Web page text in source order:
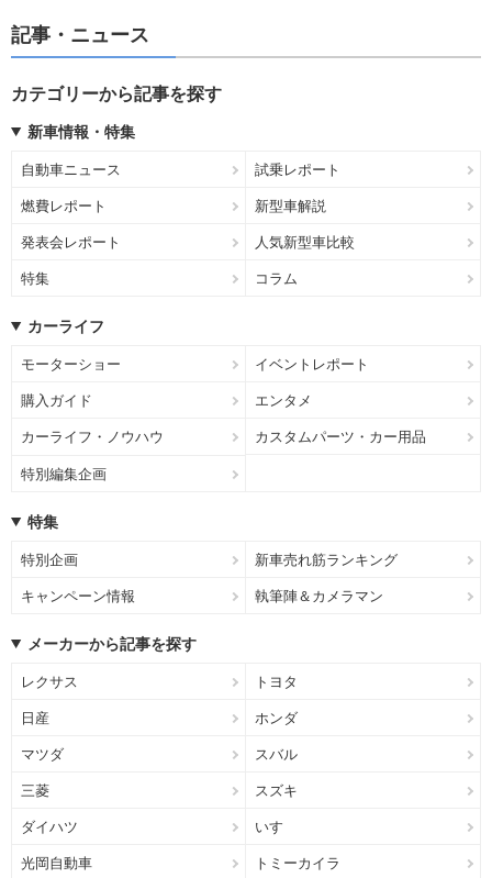
記事・ニュース
カテゴリーから記事を探す
新車情報・特集
自動車ニュース 試乗レポート
燃費レポート 新型車解説
発表会レポート 人気新型車比較
特集 コラム
カーライフ
モーターショー イベントレポート
購入ガイド エンタメ
カーライフ・ノウハウ カスタムパーツ・カー用品
特別編集企画
特集
特別企画 新車売れ筋ランキング
キャンペーン情報 執筆陣＆カメラマン
メーカーから記事を探す
レクサス トヨタ
日産 ホンダ
マツダ スバル
三菱 スズキ
ダイハツ いすゞ
光岡自動車 トミーカイラ